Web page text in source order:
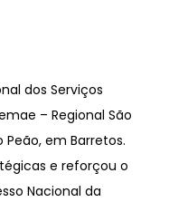
dos Serviços
– Regional São
em Barretos.
e reforçou o
Nacional da